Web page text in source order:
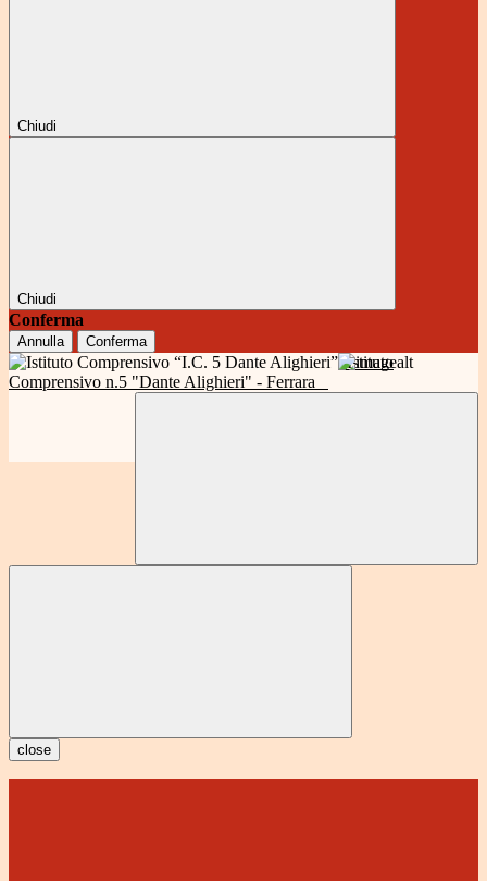
Chiudi
Chiudi
Conferma
Annulla Conferma
Istituto
Comprensivo n.5 "Dante Alighieri" - Ferrara
close